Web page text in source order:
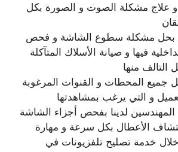
و علاج مشكلة الصوت و الصورة بكل
بحل مشكلة سطوع الشاشة و فحص
فيها و صيانة الأسلاك المتآكلة
التالف منها
جميع المحطات و القنوات المرغوبة
و التي يرغب بمشاهدتها
المهندسين لدينا بفحص أجزاء الشاشة
الأعطال بكل سرعة و مهارة
خدمة تصليح تلفزيونات في